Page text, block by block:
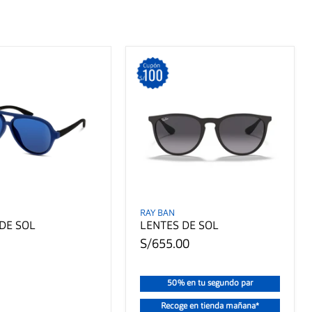
SOL
RAY BAN
LENTES DE SOL
S/655.00
50% en tu segundo par
Recoge en tienda mañana*